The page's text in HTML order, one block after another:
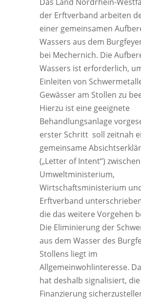
der Erftverband arbeiten
einer gemeinsamen
Wassers aus dem
bei Mechernich. Die
Wassers ist erforderlich,
Einleiten von
Gewässer am Stollen zu
Hierzu ist eine geeignete
Behandlungsanlage
erster Schritt soll zeitnah
gemeinsame
(„Letter of Intent“) zwischen
Umweltministerium,
Wirtschaftsministerium
Erftverband
die das weitere Vorgehen
Die Eliminierung der
aus dem Wasser des
Stollens liegt im
Allgemeinwohlinteresse.
hat deshalb signalisiert, die
Finanzierung